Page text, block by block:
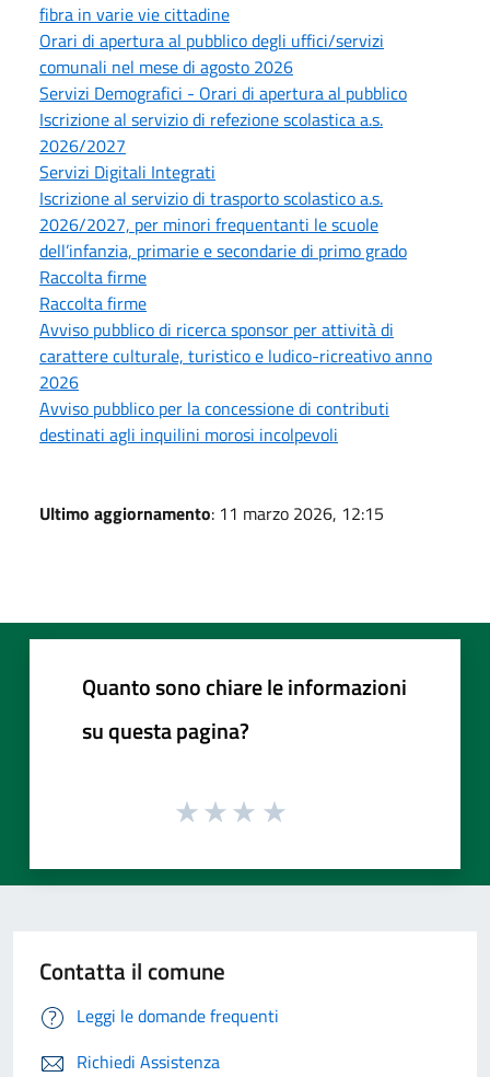
fibra in varie vie cittadine
Orari di apertura al pubblico degli uffici/servizi
comunali nel mese di agosto 2026
Servizi Demografici - Orari di apertura al pubblico
Iscrizione al servizio di refezione scolastica a.s.
2026/2027
Servizi Digitali Integrati
Iscrizione al servizio di trasporto scolastico a.s.
2026/2027, per minori frequentanti le scuole
dell’infanzia, primarie e secondarie di primo grado
Raccolta firme
Raccolta firme
Avviso pubblico di ricerca sponsor per attività di
carattere culturale, turistico e ludico-ricreativo anno
2026
Avviso pubblico per la concessione di contributi
destinati agli inquilini morosi incolpevoli
Ultimo aggiornamento: 11 marzo 2026, 12:15
Quanto sono chiare le informazioni
su questa pagina?
Contatta il comune
Leggi le domande frequenti
Richiedi Assistenza